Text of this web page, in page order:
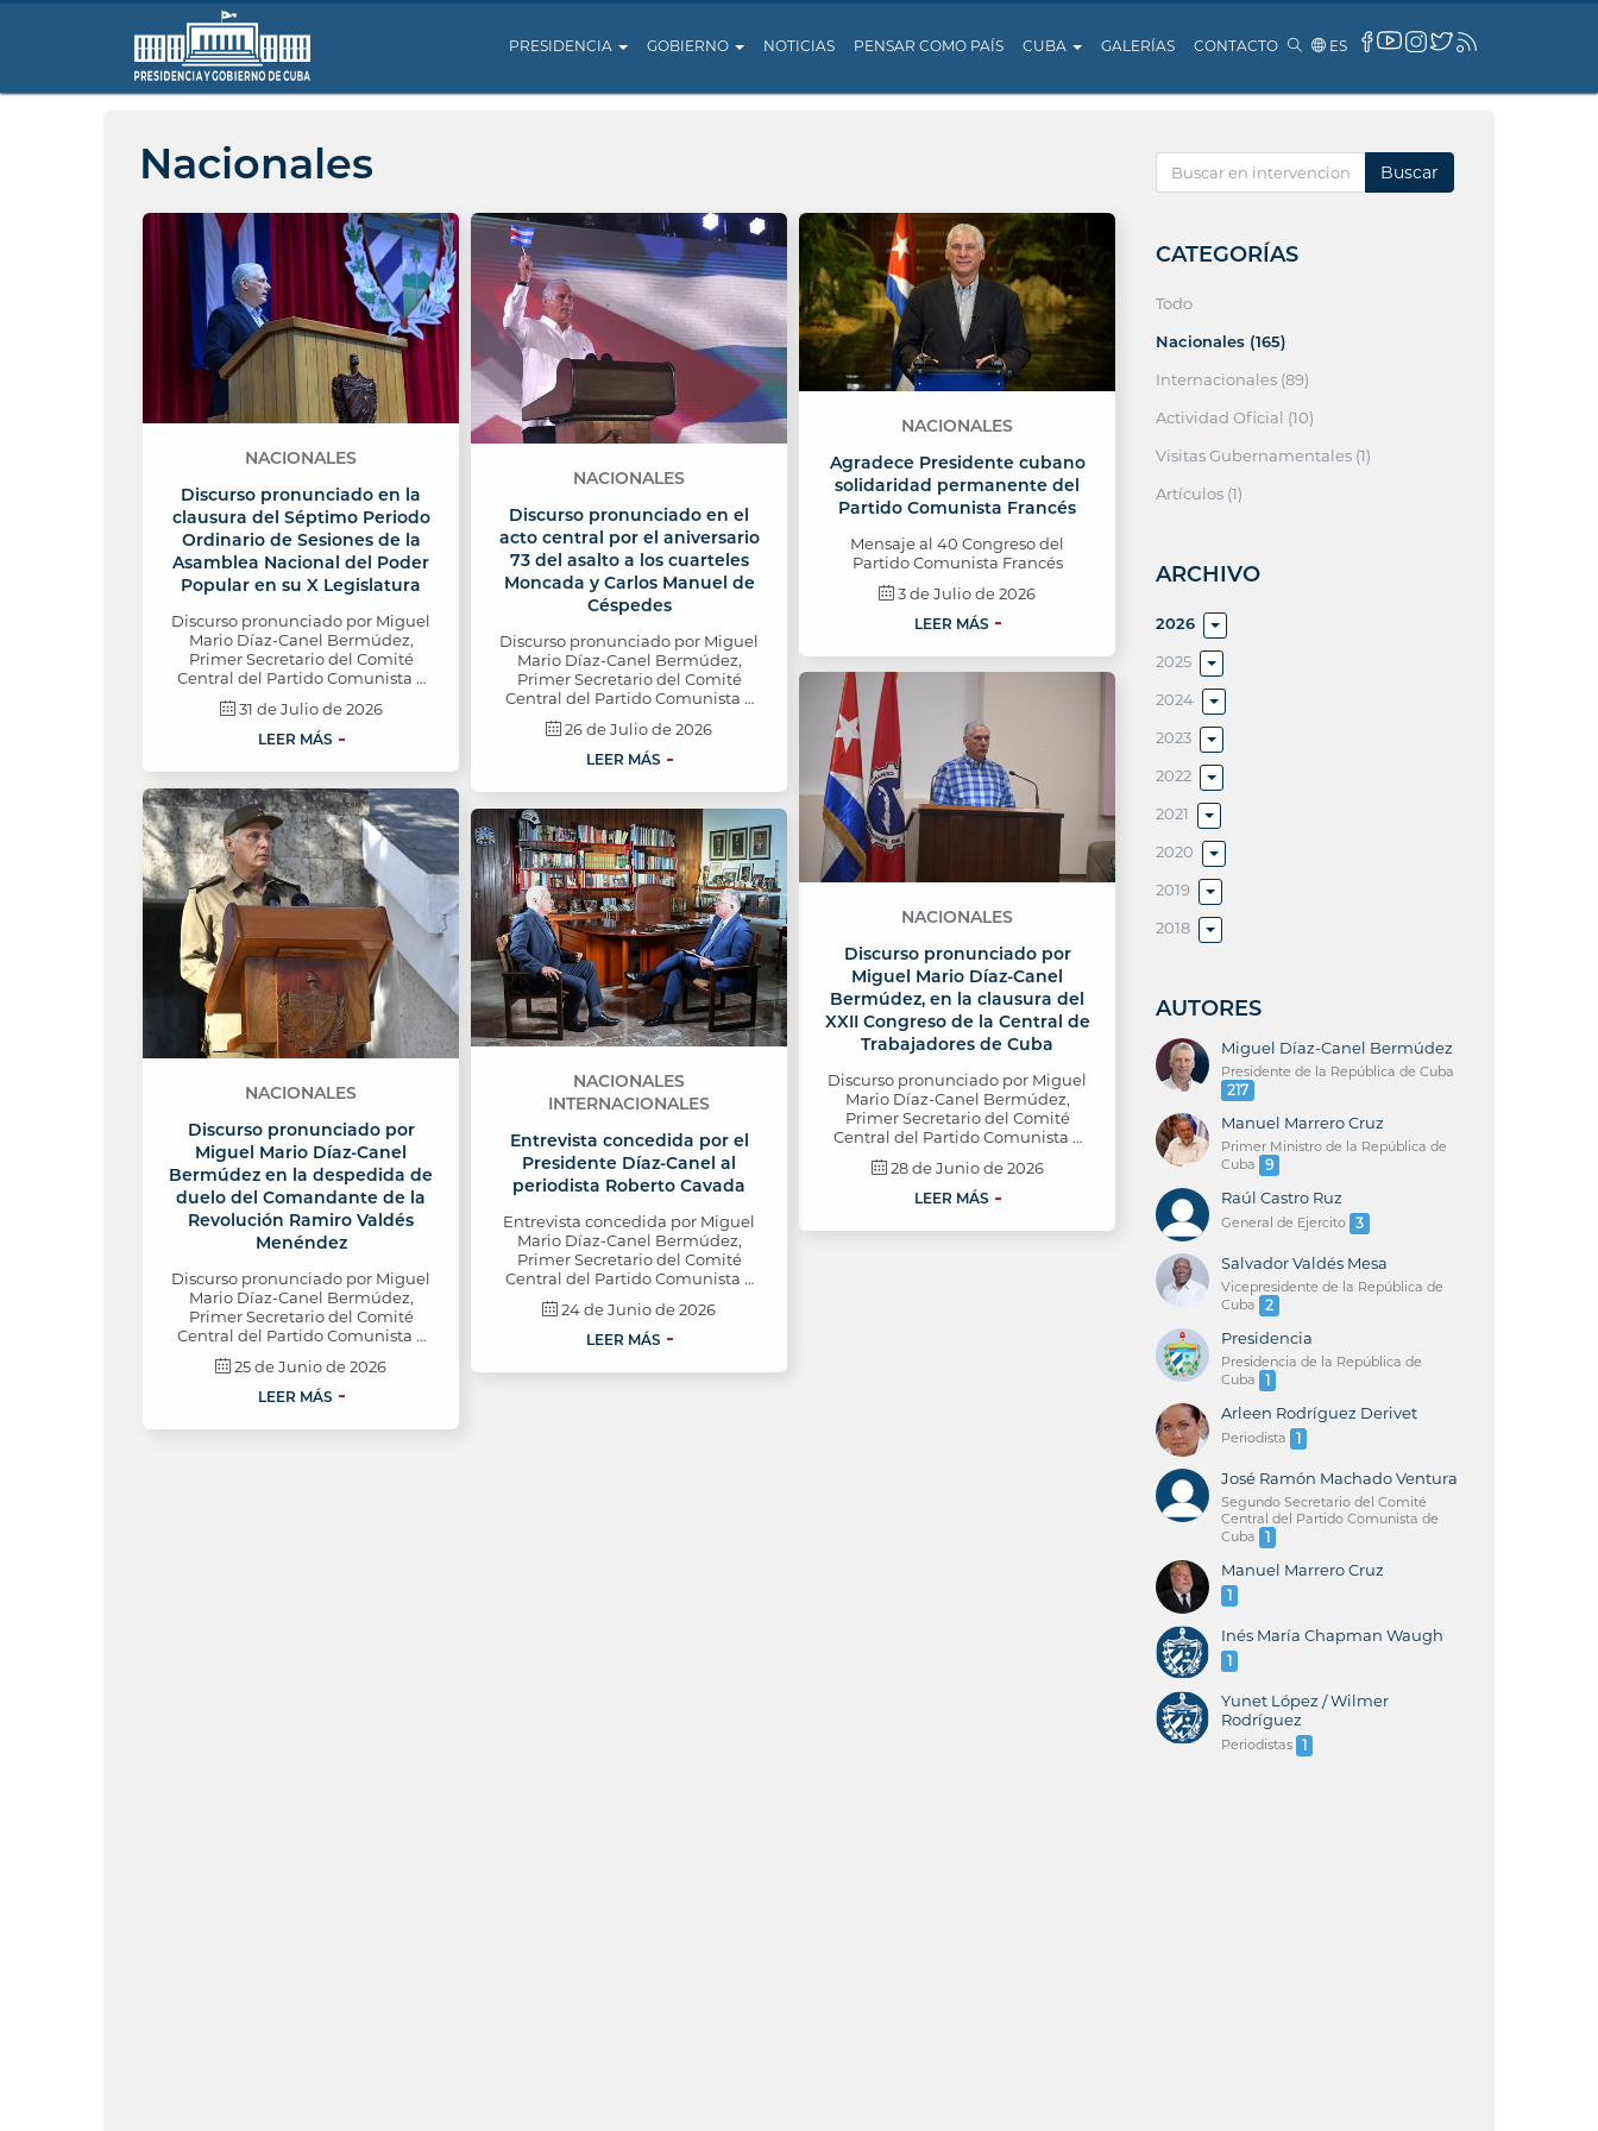
PRESIDENCIA GOBIERNO NOTICIAS PENSAR COMO PAÍS CUBA GALERÍAS CONTACTO ES
Nacionales
NACIONALES
Discurso pronunciado en la
clausura del Séptimo Periodo
Ordinario de Sesiones de la
Asamblea Nacional del Poder
Popular en su X Legislatura
Discurso pronunciado por Miguel
Mario Díaz-Canel Bermúdez,
Primer Secretario del Comité
Central del Partido Comunista …
31 de Julio de 2026
LEER MÁS
NACIONALES
Discurso pronunciado en el
acto central por el aniversario
73 del asalto a los cuarteles
Moncada y Carlos Manuel de
Céspedes
Discurso pronunciado por Miguel
Mario Díaz-Canel Bermúdez,
Primer Secretario del Comité
Central del Partido Comunista …
26 de Julio de 2026
LEER MÁS
NACIONALES
Agradece Presidente cubano
solidaridad permanente del
Partido Comunista Francés
Mensaje al 40 Congreso del
Partido Comunista Francés
3 de Julio de 2026
LEER MÁS
NACIONALES
Discurso pronunciado por
Miguel Mario Díaz-Canel
Bermúdez, en la clausura del
XXII Congreso de la Central de
Trabajadores de Cuba
Discurso pronunciado por Miguel
Mario Díaz-Canel Bermúdez,
Primer Secretario del Comité
Central del Partido Comunista …
28 de Junio de 2026
LEER MÁS
NACIONALES
Discurso pronunciado por
Miguel Mario Díaz-Canel
Bermúdez en la despedida de
duelo del Comandante de la
Revolución Ramiro Valdés
Menéndez
Discurso pronunciado por Miguel
Mario Díaz-Canel Bermúdez,
Primer Secretario del Comité
Central del Partido Comunista …
25 de Junio de 2026
LEER MÁS
NACIONALES
INTERNACIONALES
Entrevista concedida por el
Presidente Díaz-Canel al
periodista Roberto Cavada
Entrevista concedida por Miguel
Mario Díaz-Canel Bermúdez,
Primer Secretario del Comité
Central del Partido Comunista …
24 de Junio de 2026
LEER MÁS
Buscar
CATEGORÍAS
Todo
Nacionales (165)
Internacionales (89)
Actividad Oficial (10)
Visitas Gubernamentales (1)
Artículos (1)
ARCHIVO
2026
2025
2024
2023
2022
2021
2020
2019
2018
AUTORES
Miguel Díaz-Canel Bermúdez
Presidente de la República de Cuba
217
Manuel Marrero Cruz
Primer Ministro de la República de
Cuba
9
Raúl Castro Ruz
General de Ejercito 3
Salvador Valdés Mesa
Vicepresidente de la República de
Cuba
2
Presidencia
Presidencia de la República de
Cuba
1
Arleen Rodríguez Derivet
Periodista 1
José Ramón Machado Ventura
Segundo Secretario del Comité
Central del Partido Comunista de
Cuba
1
Manuel Marrero Cruz
1
Inés María Chapman Waugh
1
Yunet López / Wilmer
Rodríguez
Periodistas 1